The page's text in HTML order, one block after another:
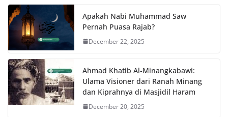
Apakah Nabi Muhammad Saw
Pernah Puasa Rajab?
December 22, 2025
Ahmad Khatib Al-Minangkabawi:
Ulama Visioner dari Ranah Minang
dan Kiprahnya di Masjidil Haram
December 20, 2025